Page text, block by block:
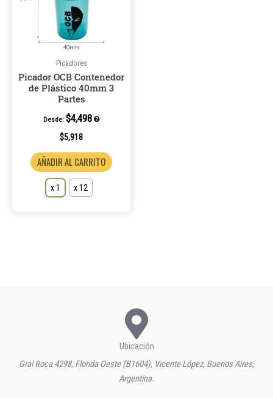
Picadores
Picador OCB Contenedor
de Plástico 40mm 3
Partes
Desde: $4,498
$5,918
AÑADIR AL CARRITO
elegir
en
x 1 x 12
Ubicación
Gral Roca 4298, Florida Oeste (B1604), Vicente López, Buenos Aires,
Argentina.